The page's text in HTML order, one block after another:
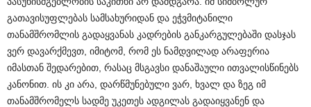
გათავისუფლებას სამსახურიდან და ეჭვმიტანილი
თანამშრომლის გადაყვანას კადრების განკარგულებაში დასჯას
ვერ დავარქმევთ, იმიტომ, რომ ეს ნამდვილად არაფერია
იმასთან შედარებით, რასაც მსგავსი დანაშაული ითვალისწინებს
კანონით. ის კი არა, დარწმუნებული ვარ, ხვალ და ზეგ იმ
თანამშრომელს სადმე უკეთეს ადგილას გადაიყვანენ და